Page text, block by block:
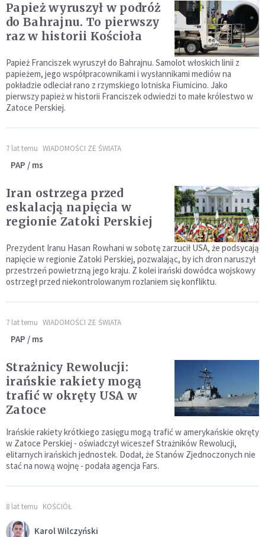
Papież wyruszył w podróż
do Bahrajnu. To pierwszy
raz w historii Kościoła
Papież Franciszek wyruszył do Bahrajnu. Samolot włoskich linii z
papieżem, jego współpracownikami i wysłannikami mediów na
pokładzie odleciał rano z rzymskiego lotniska Fiumicino. Jako
pierwszy papież w historii Franciszek odwiedzi to małe królestwo w
Zatoce Perskiej.
7 lat temu WIADOMOŚCI ZE ŚWIATA
PAP / ms
Iran ostrzega przed
eskalacją napięcia w
regionie Zatoki Perskiej
Prezydent Iranu Hasan Rowhani w sobotę zarzucił USA, że podsycają
napięcie w regionie Zatoki Perskiej, pozwalając, by ich dron naruszył
przestrzeń powietrzną jego kraju. Z kolei irański dowódca wojskowy
ostrzegł przed niekontrolowanym rozlaniem się konfliktu.
7 lat temu WIADOMOŚCI ZE ŚWIATA
PAP / ms
Strażnicy Rewolucji:
irańskie rakiety mogą
trafić w okręty USA w
Zatoce
Irańskie rakiety krótkiego zasięgu mogą trafić w amerykańskie okręty
w Zatoce Perskiej - oświadczył wiceszef Strażników Rewolucji,
elitarnych irańskich jednostek. Dodał, że Stanów Zjednoczonych nie
stać na nową wojnę - podała agencja Fars.
8 lat temu KOŚCIÓŁ
Karol Wilczyński